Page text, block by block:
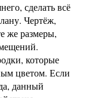
сделать всё
Чертёж,
же размеры,
которые
цветом. Если
данный